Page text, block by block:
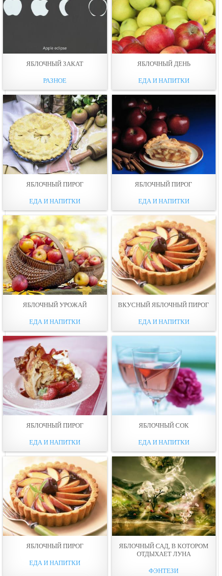
ЯБЛОЧНЫЙ ЗАКАТ
РАЗНОЕ
ЯБЛОЧНЫЙ ДЕНЬ
ЕДА И НАПИТКИ
ЯБЛОЧНЫЙ ПИРОГ
ЕДА И НАПИТКИ
ЯБЛОЧНЫЙ ПИРОГ
ЕДА И НАПИТКИ
ЯБЛОЧНЫЙ УРОЖАЙ
ЕДА И НАПИТКИ
ВКУСНЫЙ ЯБЛОЧНЫЙ ПИРОГ
ЕДА И НАПИТКИ
ЯБЛОЧНЫЙ ПИРОГ
ЕДА И НАПИТКИ
ЯБЛОЧНЫЙ СОК
ЕДА И НАПИТКИ
ЯБЛОЧНЫЙ ПИРОГ
ЕДА И НАПИТКИ
ЯБЛОЧНЫЙ САД, В КОТОРОМ
ОТДЫХАЕТ ЛУНА
ФЭНТЕЗИ